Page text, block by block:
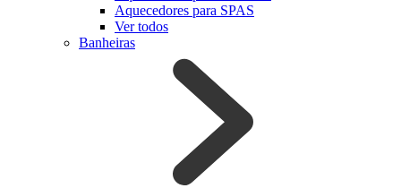
Aquecedores para SPAS
Ver todos
Banheiras